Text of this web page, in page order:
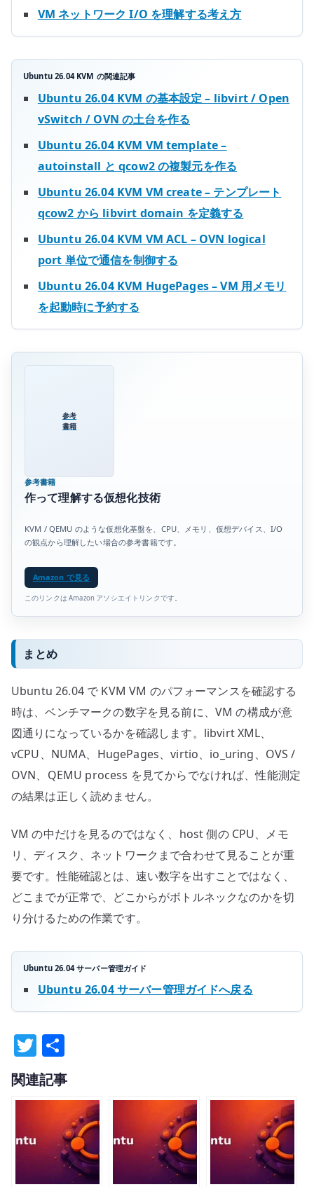
VM ネットワーク I/O を理解する考え方
Ubuntu 26.04 KVM の関連記事
Ubuntu 26.04 KVM の基本設定 – libvirt / Open
vSwitch / OVN の土台を作る
Ubuntu 26.04 KVM VM template –
autoinstall と qcow2 の複製元を作る
Ubuntu 26.04 KVM VM create – テンプレート
qcow2 から libvirt domain を定義する
Ubuntu 26.04 KVM VM ACL – OVN logical
port 単位で通信を制御する
Ubuntu 26.04 KVM HugePages – VM 用メモリ
を起動時に予約する
参考
書籍
参考書籍
作って理解する仮想化技術
KVM / QEMU のような仮想化基盤を、CPU、メモリ、仮想デバイス、I/O
の観点から理解したい場合の参考書籍です。
Amazon で見る
このリンクは Amazon アソシエイトリンクです。
まとめ
Ubuntu 26.04 で KVM VM のパフォーマンスを確認する
時は、ベンチマークの数字を見る前に、VM の構成が意
図通りになっているかを確認します。libvirt XML、
vCPU、NUMA、HugePages、virtio、io_uring、OVS /
OVN、QEMU process を見てからでなければ、性能測定
の結果は正しく読めません。
VM の中だけを見るのではなく、host 側の CPU、メモ
リ、ディスク、ネットワークまで合わせて見ることが重
要です。性能確認とは、速い数字を出すことではなく、
どこまでが正常で、どこからがボトルネックなのかを切
り分けるための作業です。
Ubuntu 26.04 サーバー管理ガイド
Ubuntu 26.04 サーバー管理ガイドへ戻る
T
w
it
r
有
関連記事